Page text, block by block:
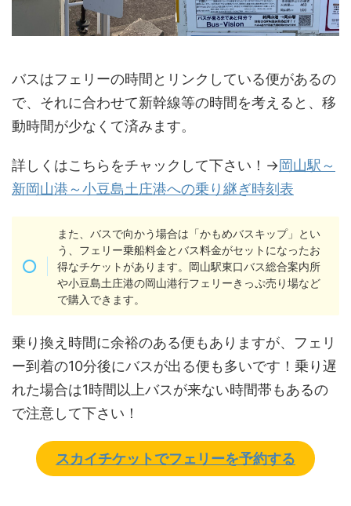
バスはフェリーの時間とリンクしている便があるの
で、それに合わせて新幹線等の時間を考えると、移
動時間が少なくて済みます。
詳しくはこちらをチャックして下さい！→岡山駅～
新岡山港～小豆島土庄港への乗り継ぎ時刻表
また、バスで向かう場合は「かもめバスキップ」とい
う、フェリー乗船料金とバス料金がセットになったお
得なチケットがあります。岡山駅東口バス総合案内所
や小豆島土庄港の岡山港行フェリーきっぷ売り場など
で購入できます。
乗り換え時間に余裕のある便もありますが、フェリ
ー到着の10分後にバスが出る便も多いです！乗り遅
れた場合は1時間以上バスが来ない時間帯もあるの
で注意して下さい！
スカイチケットでフェリーを予約する